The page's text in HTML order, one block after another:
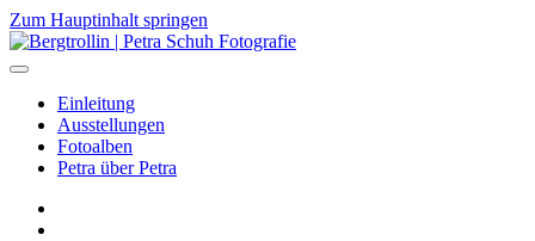
Zum Hauptinhalt springen
Einleitung
Ausstellungen
Fotoalben
Petra über Petra